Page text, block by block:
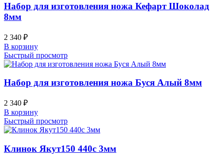
Набор для изготовления ножа Кефарт Шоколад
8мм
2 340 ₽
В корзину
Быстрый просмотр
Набор для изготовления ножа Буся Алый 8мм
2 340 ₽
В корзину
Быстрый просмотр
Клинок Якут150 440c 3мм